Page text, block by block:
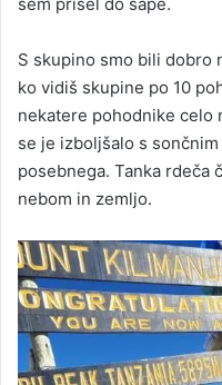
S skupino smo bili dobro
ko vidiš skupine po 10
nekatere pohodnike celo
se je izboljšalo s
posebnega. Tanka rdeča
nebom in zemljo.